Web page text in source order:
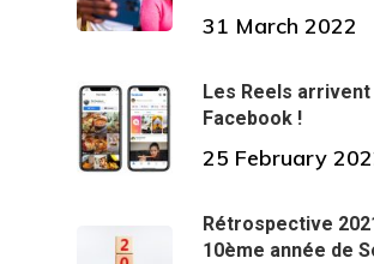
31 March 2022
Les Reels arrivent
Facebook !
25 February
Rétrospective
10ème année de